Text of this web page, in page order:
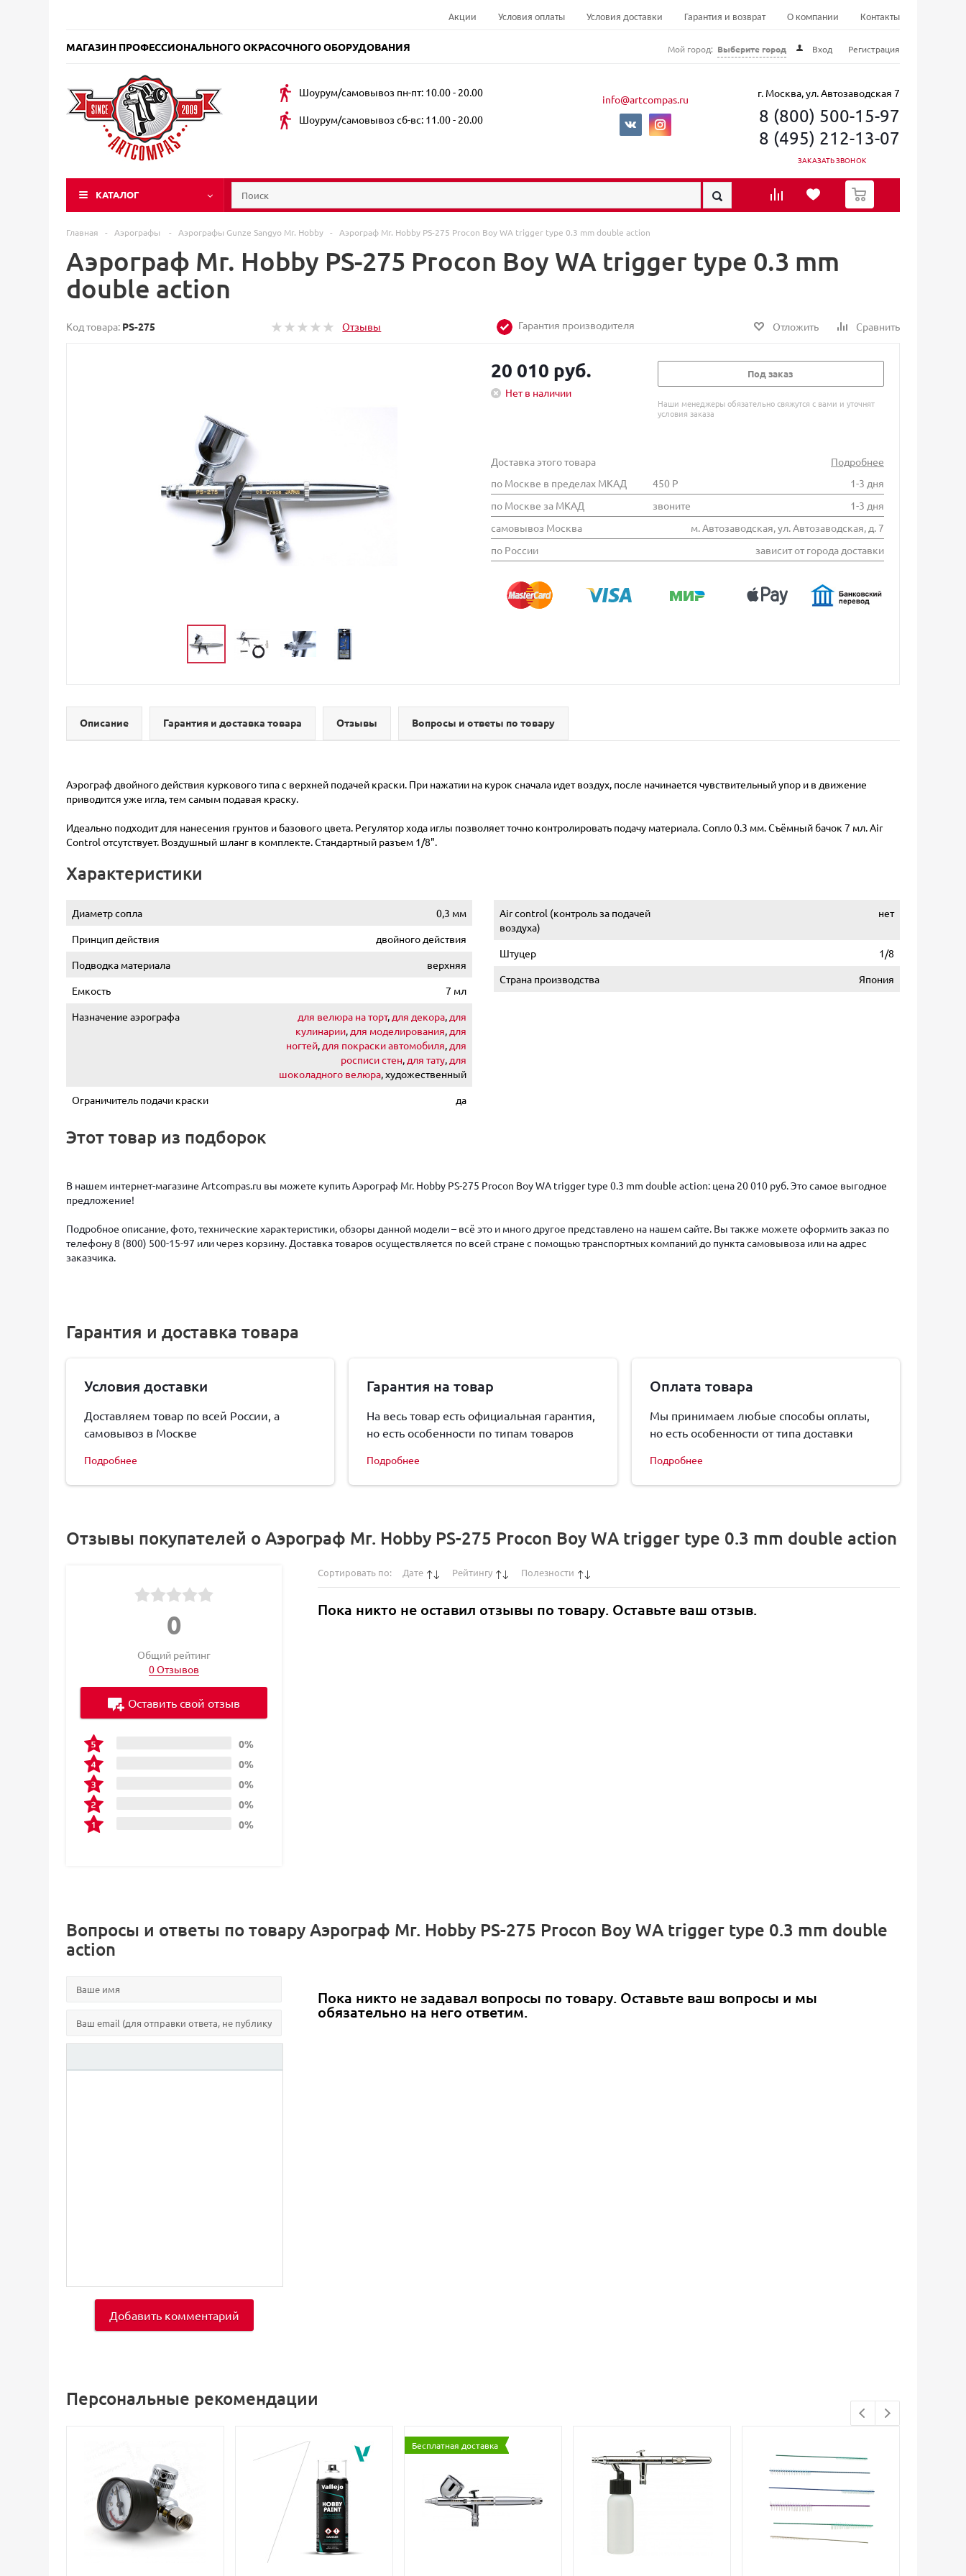
Акции Условия оплаты Условия доставки Гарантия и возврат О компании Контакты
МАГАЗИН ПРОФЕССИОНАЛЬНОГО ОКРАСОЧНОГО ОБОРУДОВАНИЯ Мой город: Выберите город Вход Регистрация
Шоурум/самовывоз пн-пт: 10.00 - 20.00
Шоурум/самовывоз сб-вс: 11.00 - 20.00
info@artcompas.ru г. Москва, ул. Автозаводская 7
8 (800) 500-15-97
8 (495) 212-13-07
ЗАКАЗАТЬ ЗВОНОК
КАТАЛОГ
0
Главная - Аэрографы - Аэрографы Gunze Sangyo Mr. Hobby - Аэрограф Mr. Hobby PS-275 Procon Boy WA trigger type 0.3 mm double action
Аэрограф Mr. Hobby PS-275 Procon Boy WA trigger type 0.3 mm
double action
Код товара: PS-275 Отзывы Гарантия производителя Отложить Сравнить
20 010 руб.
Нет в наличии
Под заказ
Наши менеджеры обязательно свяжутся с вами и уточнят
условия заказа
Доставка этого товара
Подробнее
по Москве в пределах МКАД
450 Р
1-3 дня
по Москве за МКАД
звоните
1-3 дня
самовывоз Москва
м. Автозаводская, ул. Автозаводская, д. 7
по России
зависит от города доставки
Описание Гарантия и доставка товара Отзывы Вопросы и ответы по товару
Аэрограф двойного действия куркового типа с верхней подачей краски. При нажатии на курок сначала идет воздух, после начинается чувствительный упор и в движение
приводится уже игла, тем самым подавая краску.
Идеально подходит для нанесения грунтов и базового цвета. Регулятор хода иглы позволяет точно контролировать подачу материала. Сопло 0.3 мм. Съёмный бачок 7 мл. Air
Control отсутствует. Воздушный шланг в комплекте. Стандартный разъем 1/8".
Характеристики
Диаметр сопла
0,3 мм
Принцип действия
двойного действия
Подводка материала
верхняя
Емкость
7 мл
Назначение аэрографа
для велюра на торт, для декора, для
кулинарии, для моделирования, для
ногтей, для покраски автомобиля, для
росписи стен, для тату, для
шоколадного велюра, художественный
Ограничитель подачи краски
да
Air control (контроль за подачей
воздуха)
нет
Штуцер
1/8
Страна производства
Япония
Этот товар из подборок
В нашем интернет-магазине Artcompas.ru вы можете купить Аэрограф Mr. Hobby PS-275 Procon Boy WA trigger type 0.3 mm double action: цена 20 010 руб. Это самое выгодное
предложение!
Подробное описание, фото, технические характеристики, обзоры данной модели – всё это и много другое представлено на нашем сайте. Вы также можете оформить заказ по
телефону 8 (800) 500-15-97 или через корзину. Доставка товаров осуществляется по всей стране с помощью транспортных компаний до пункта самовывоза или на адрес
заказчика.
Гарантия и доставка товара
Условия доставки
Доставляем товар по всей России, а
самовывоз в Москве
Подробнее
Гарантия на товар
На весь товар есть официальная гарантия,
но есть особенности по типам товаров
Подробнее
Оплата товара
Мы принимаем любые способы оплаты,
но есть особенности от типа доставки
Подробнее
Отзывы покупателей о Аэрограф Mr. Hobby PS-275 Procon Boy WA trigger type 0.3 mm double action
0
Общий рейтинг
0 Отзывов
0%
0%
0%
0%
0%
Оставить свой отзыв
Сортировать по: Дате Рейтингу Полезности
Пока никто не оставил отзывы по товару. Оставьте ваш отзыв.
Вопросы и ответы по товару Аэрограф Mr. Hobby PS-275 Procon Boy WA trigger type 0.3 mm double
action
Добавить комментарий
Пока никто не задавал вопросы по товару. Оставьте ваш вопросы и мы
обязательно на него ответим.
Персональные рекомендации
Бесплатная доставка